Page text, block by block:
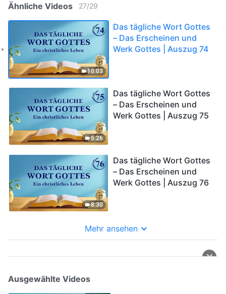
Ähnliche Videos 27/29
10:03
Das tägliche Wort Gottes
– Das Erscheinen und
Werk Gottes | Auszug 74
5:26
Das tägliche Wort Gottes
– Das Erscheinen und
Werk Gottes | Auszug 75
8:30
Das tägliche Wort Gottes
– Das Erscheinen und
Werk Gottes | Auszug 76
Mehr ansehen
Ausgewählte Videos